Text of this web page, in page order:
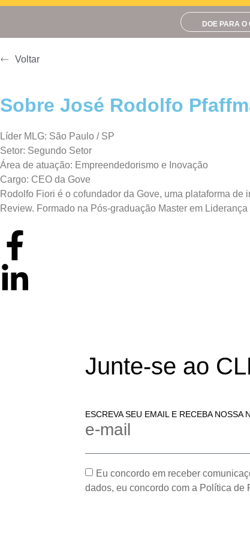
DOE PARA O
Voltar
Sobre José Rodolfo
Líder MLG: São Paulo / SP
Setor: Segundo Setor
Área de atuação: Empreendedorismo e Inovação
Cargo: CEO da Gove
Rodolfo Fiori é o cofundador da Gove, uma plataforma
Review. Formado na Pós-graduação Master em
Junte-se ao
ESCREVA SEU EMAIL E RECEBA NOSSA
e-mail
Eu concordo em receber
dados, eu concordo com a Política de